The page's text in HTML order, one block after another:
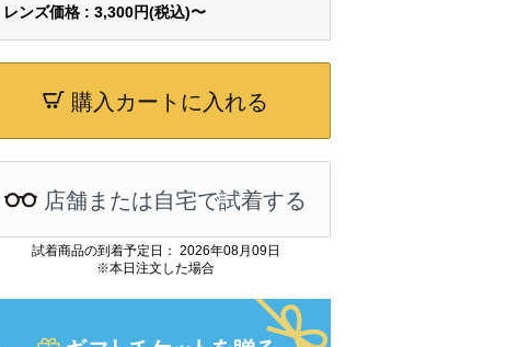
レンズ価格 : 3,300円(税込)〜
購入カートに入れる
店舗または自宅で試着する
試着商品の到着予定日： 2026年08月09日
※本日注文した場合